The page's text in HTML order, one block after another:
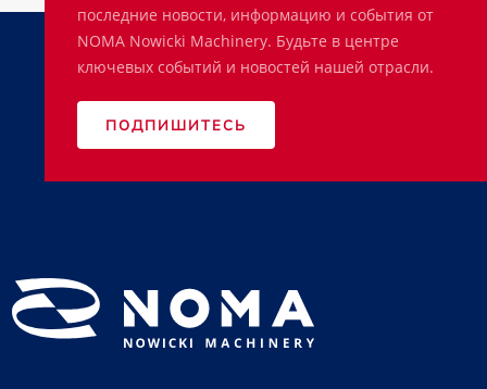
последние новости, информацию и события от
NOMA Nowicki Machinery. Будьте в центре
ключевых событий и новостей нашей отрасли.
ПОДПИШИТЕСЬ